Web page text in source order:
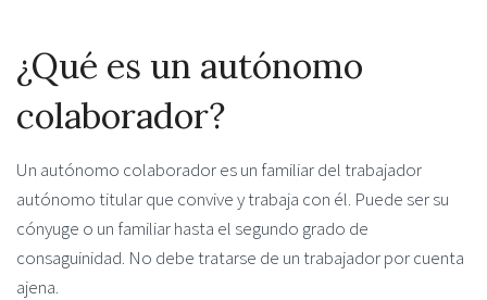
¿Qué es un autónomo
colaborador?
Un autónomo colaborador es un familiar del trabajador
autónomo titular que convive y trabaja con él. Puede ser su
cónyuge o un familiar hasta el segundo grado de
consaguinidad. No debe tratarse de un trabajador por cuenta
ajena.